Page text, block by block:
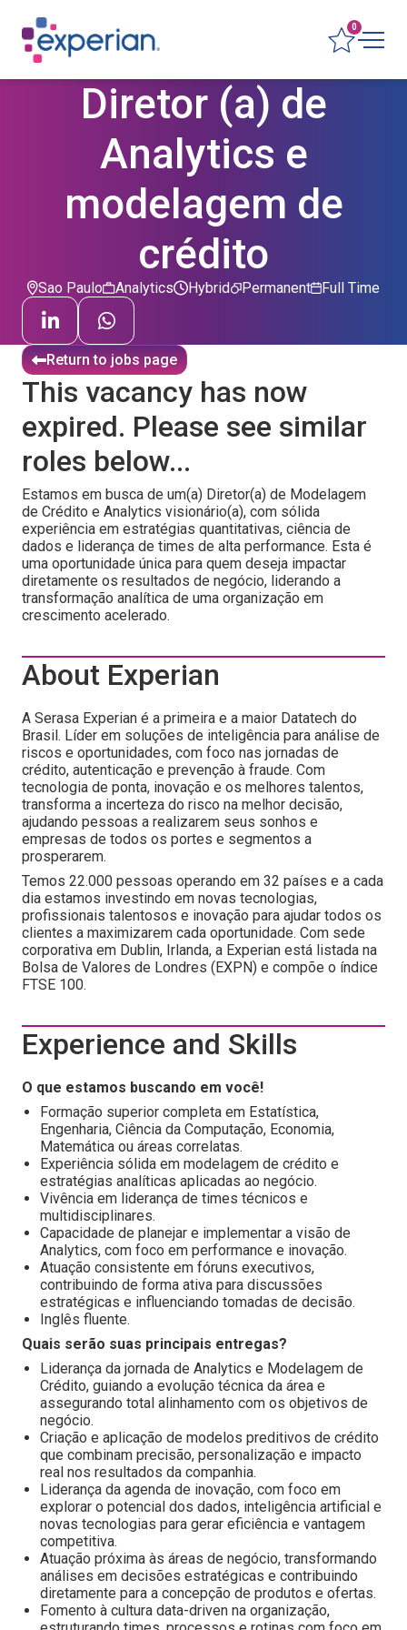
0
Diretor (a) de
Analytics e
modelagem de
crédito
Sao Paulo Analytics Permanent
Hybrid Full Time
Return to jobs page
This vacancy has now
expired. Please see similar
roles below...
Estamos em busca de um(a) Diretor(a) de Modelagem
de Crédito e Analytics visionário(a), com sólida
experiência em estratégias quantitativas, ciência de
dados e liderança de times de alta performance. Esta é
uma oportunidade única para quem deseja impactar
diretamente os resultados de negócio, liderando a
transformação analítica de uma organização em
crescimento acelerado.
About Experian
A Serasa Experian é a primeira e a maior Datatech do
Brasil. Líder em soluções de inteligência para análise de
riscos e oportunidades, com foco nas jornadas de
crédito, autenticação e prevenção à fraude. Com
tecnologia de ponta, inovação e os melhores talentos,
transforma a incerteza do risco na melhor decisão,
ajudando pessoas a realizarem seus sonhos e
empresas de todos os portes e segmentos a
prosperarem.
Temos 22.000 pessoas operando em 32 países e a cada
dia estamos investindo em novas tecnologias,
profissionais talentosos e inovação para ajudar todos os
clientes a maximizarem cada oportunidade. Com sede
corporativa em Dublin, Irlanda, a Experian está listada na
Bolsa de Valores de Londres (EXPN) e compõe o índice
FTSE 100.
Experience and Skills
O que estamos buscando em você!
Formação superior completa em Estatística,
Engenharia, Ciência da Computação, Economia,
Matemática ou áreas correlatas.
Experiência sólida em modelagem de crédito e
estratégias analíticas aplicadas ao negócio.
Vivência em liderança de times técnicos e
multidisciplinares.
Capacidade de planejar e implementar a visão de
Analytics, com foco em performance e inovação.
Atuação consistente em fóruns executivos,
contribuindo de forma ativa para discussões
estratégicas e influenciando tomadas de decisão.
Inglês fluente.
Quais serão suas principais entregas?
Liderança da jornada de Analytics e Modelagem de
Crédito, guiando a evolução técnica da área e
assegurando total alinhamento com os objetivos de
negócio.
Criação e aplicação de modelos preditivos de crédito
que combinam precisão, personalização e impacto
real nos resultados da companhia.
Liderança da agenda de inovação, com foco em
explorar o potencial dos dados, inteligência artificial e
novas tecnologias para gerar eficiência e vantagem
competitiva.
Atuação próxima às áreas de negócio, transformando
análises em decisões estratégicas e contribuindo
diretamente para a concepção de produtos e ofertas.
Fomento à cultura data-driven na organização,